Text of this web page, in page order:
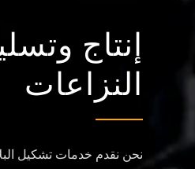
إنتاج
النزاعات
نحن نقدم خدمات تشكيل